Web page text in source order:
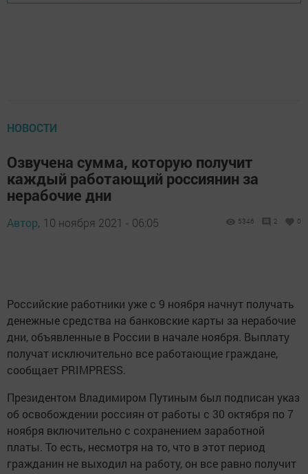
НОВОСТИ
Озвучена сумма, которую получит
каждый работающий россиянин за
нерабочие дни
Автор, 10 ноября 2021 - 06:05 5346 2 0
Российские работники уже с 9 ноября начнут получать
денежные средства на банковские карты за нерабочие
дни, объявленные в России в начале ноября. Выплату
получат исключительно все работающие граждане,
сообщает PRIMPRESS.
Президентом Владимиром Путиным был подписан указ
об освобождении россиян от работы с 30 октября по 7
ноября включительно с сохранением заработной
платы. То есть, несмотря на то, что в этот период
гражданин не выходил на работу, он все равно получит